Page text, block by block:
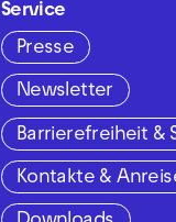
Service
Presse
Newsletter
Barrierefreiheit &
Kontakte &